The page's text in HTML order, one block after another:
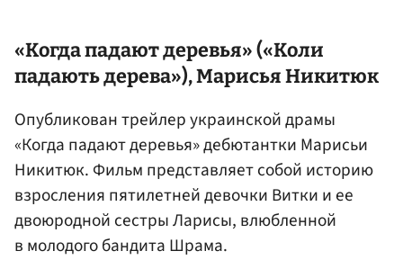
«Когда падают деревья» («Коли
падають дерева»), Марисья Никитюк
Опубликован трейлер украинской драмы
«Когда падают деревья» дебютантки Марисьи
Никитюк. Фильм представляет собой историю
взросления пятилетней девочки Витки и ее
двоюродной сестры Ларисы, влюбленной
в молодого бандита Шрама.